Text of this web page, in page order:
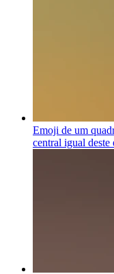
Emoji de um
central igual deste